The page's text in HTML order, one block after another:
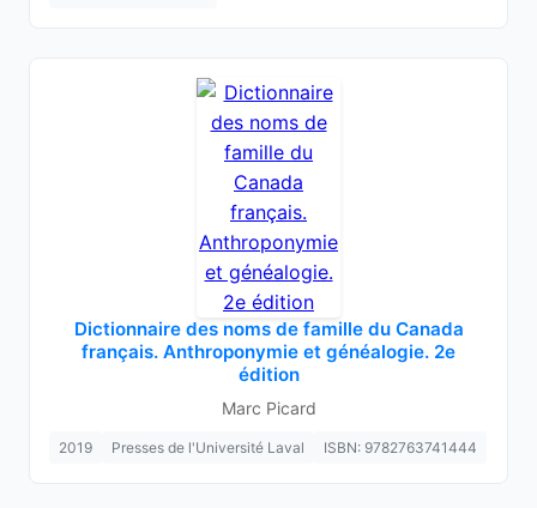
Dictionnaire des noms de famille du Canada
français. Anthroponymie et généalogie. 2e
édition
Marc Picard
2019 Presses de l'Université Laval ISBN: 9782763741444